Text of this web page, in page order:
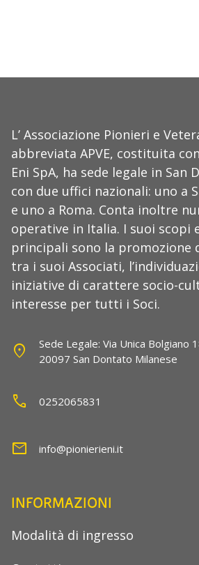
L’ Associazione Pionieri e
abbreviata APVE, costituita
Eni SpA, ha sede legale in San
con due uffici nazionali: uno a
e uno a Roma. Conta inoltre
operative in Italia. I suoi scopi
principali sono la promozione
tra i suoi Associati,
iniziative di carattere socio-
interesse per tutti i Soci.
location_on
Sede Legale: Via Unica Bolgiano
20097 San Dontato Milanese
call 0252065831
mail info@pionierieni.it
INFORMAZIONI
Modalità di ingresso